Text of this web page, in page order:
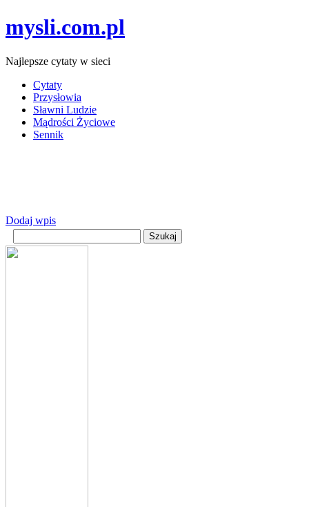
mysli.com.pl
Najlepsze cytaty w sieci
Cytaty
Przysłowia
Sławni Ludzie
Mądrości Życiowe
Sennik
Dodaj wpis